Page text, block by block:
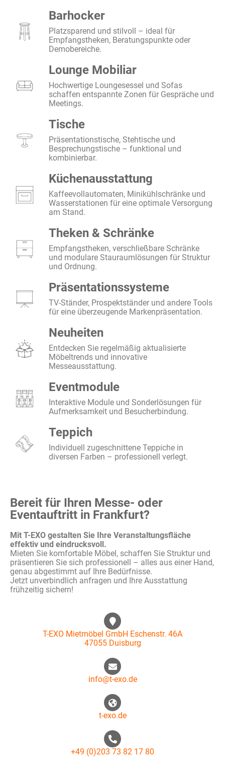
Barhocker
Platzsparend und stilvoll – ideal für
Empfangstheken, Beratungspunkte oder
Demobereiche.
Lounge Mobiliar
Hochwertige Loungesessel und Sofas
schaffen entspannte Zonen für Gespräche und
Meetings.
Tische
Präsentationstische, Stehtische und
Besprechungstische – funktional und
kombinierbar.
Küchenausstattung
Kaffeevollautomaten, Minikühlschränke und
Wasserstationen für eine optimale Versorgung
am Stand.
Theken & Schränke
Empfangstheken, verschließbare Schränke
und modulare Stauraumlösungen für Struktur
und Ordnung.
Präsentationssysteme
TV-Ständer, Prospektständer und andere Tools
für eine überzeugende Markenpräsentation.
Neuheiten
Entdecken Sie regelmäßig aktualisierte
Möbeltrends und innovative
Messeausstattung.
Eventmodule
Interaktive Module und Sonderlösungen für
Aufmerksamkeit und Besucherbindung.
Teppich
Individuell zugeschnittene Teppiche in
diversen Farben – professionell verlegt.
Bereit für Ihren Messe- oder
Eventauftritt in Frankfurt?
Mit T-EXO gestalten Sie Ihre Veranstaltungsfläche
effektiv und eindrucksvoll.
Mieten Sie komfortable Möbel, schaffen Sie Struktur und
präsentieren Sie sich professionell – alles aus einer Hand,
genau abgestimmt auf Ihre Bedürfnisse.
Jetzt unverbindlich anfragen und Ihre Ausstattung
frühzeitig sichern!
T-EXO Mietmöbel GmbH Eschenstr. 46A
47055 Duisburg
info@t-exo.de
t-exo.de
+49 (0)203 73 82 17 80